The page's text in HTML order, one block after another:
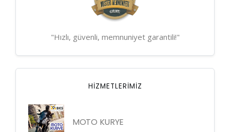
"Hızlı, güvenli, memnuniyet garantili!"
HIZMETLERIMIZ
MOTO KURYE